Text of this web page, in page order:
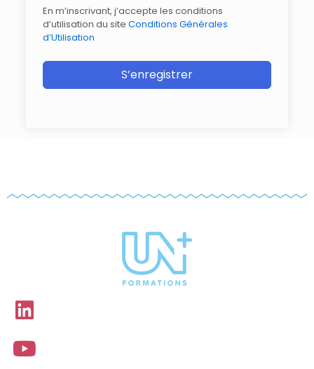
En m’inscrivant, j’accepte les conditions
d’utilisation du site Conditions Générales
d’Utilisation
S’enregistrer